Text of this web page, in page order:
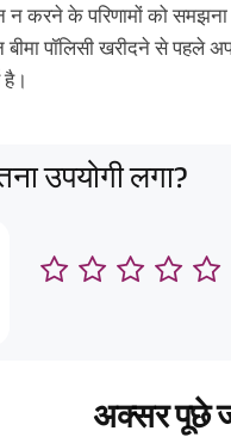
न करने के परिणामों को
पॉलिसी खरीदने से पहले
है।
उपयोगी लगा?
अक्सर पूछे